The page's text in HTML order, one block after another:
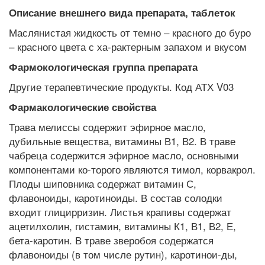
Описание внешнего вида препарата, таблеток
Маслянистая жидкость от темно – красного до буро
– красного цвета с ха-рактерным запахом и вкусом
Фармокологическая группа препарата
Другие терапевтические продукты. Код АТХ V03
Фармакологические свойства
Трава мелиссы содержит эфирное масло,
дубильные вещества, витамины В1, В2. В траве
чабреца содержится эфирное масло, основными
компонентами ко-торого являются тимол, корвакрол.
Плоды шиповника содержат витамин С,
флавоноиды, каротиноиды. В состав солодки
входит глицирризин. Листья крапивы содержат
ацетилхолин, гистамин, витамины К1, В1, В2, Е,
бета-каротин. В траве зверобоя содержатся
флавоноиды (в том числе рутин), каротинои-ды,